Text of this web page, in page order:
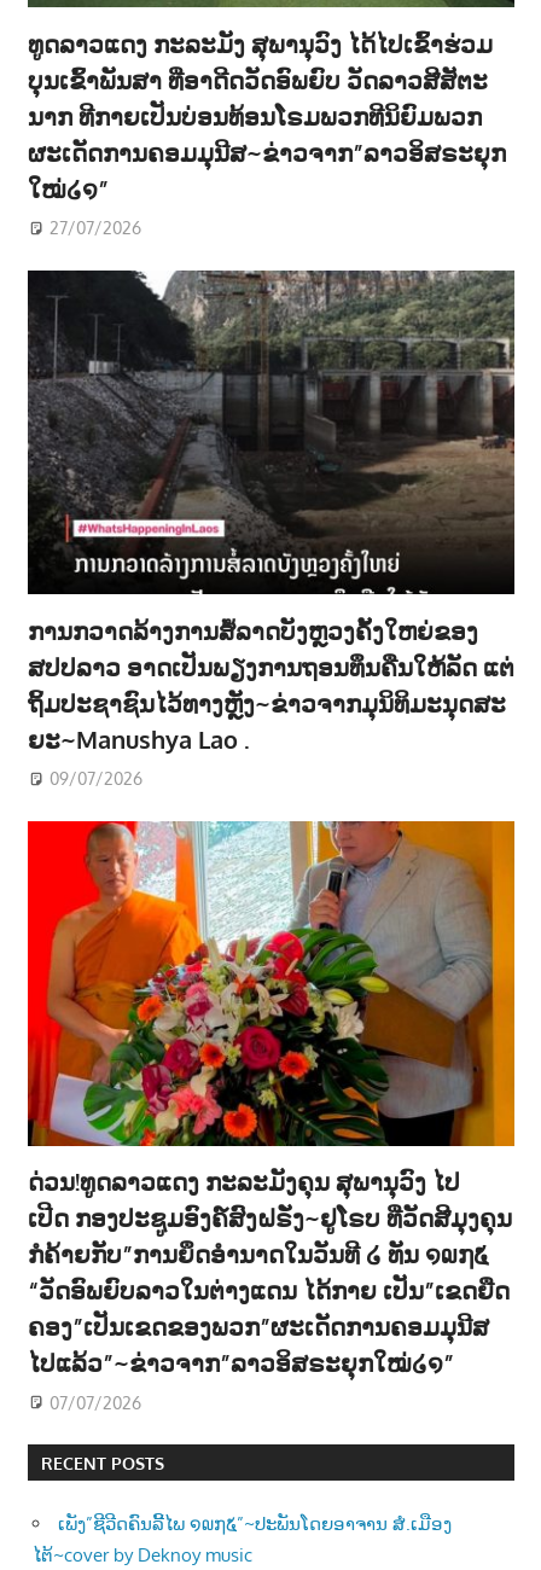
ທູດລາວແດງ ກະລະມັງ ສຸພານຸວົງ ໄດ້ໄປເຂົ້າຮ່ວມ
ບຸນເຂົ້າພັນສາ ທີ່ອາດີດວັດອົພຍົບ ວັດລາວສີສັຕະ
ນາກ ທີກາຍເປັນບ່ອນທ້ອນໂຣມພວກທີນິຍົມພວກ
ຜະເດັດການຄອມມຸນີສ~ຂ່າວຈາກ”ລາວອິສຣະຍຸກ
ໃໝ່໒໑”
27/07/2026
ການກວາດລ້າງການສໍ້ລາດບັງຫຼວງຄັ້ງໃຫຍ່ຂອງ
ສປປລາວ ອາດເປັນພຽງການຖອນທຶນຄືນໃຫ້ລັດ ແຕ່
ຖິ້ມປະຊາຊົນໄວ້ທາງຫຼັງ~ຂ່າວຈາກມຸນິທິມະນຸດສະ
ຍະ~Manushya Lao .
09/07/2026
ດ່ວນ!ທູດລາວແດງ ກະລະມັງຄຸນ ສຸພານຸວົງ ໄປ
ເປີດ ກອງປະຊູມອົງຄ໌ສົງຝຣັ່ງ~ຢູໂຣບ ທີ່ວັດສີມຸງຄຸນ
ກໍຄ້າຍກັບ”ການຍຶດອຳນາດໃນວັນທີ ໒ ທັນ ໑໙໗໕
“ວັດອົພຍົບລາວໃນຕ່າງແດນ ໄດ້ກາຍ ເປັນ”ເຂດຍືດ
ຄອງ”ເປັນເຂດຂອງພວກ”ຜະເດັດການຄອມມຸນີສ
ໄປແລ້ວ”~ຂ່າວຈາກ”ລາວອິສຣະຍຸກໃໝ່໒໑”
07/07/2026
RECENT POSTS
ເພັງ”ຊີວີດຄົນລີ້ໄພ ໑໙໗໕”~ປະພັນໂດຍອາຈານ ສໍ.ເມືອງ
ໄຕ້~cover by Deknoy music